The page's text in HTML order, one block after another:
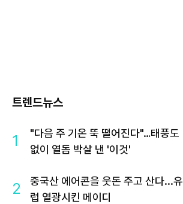
트렌드뉴스
1
"다음 주 기온 뚝 떨어진다"…태풍도
없이 열돔 박살 낸 '이것'
2
중국산 에어콘을 웃돈 주고 산다...유
럽 열광시킨 메이디